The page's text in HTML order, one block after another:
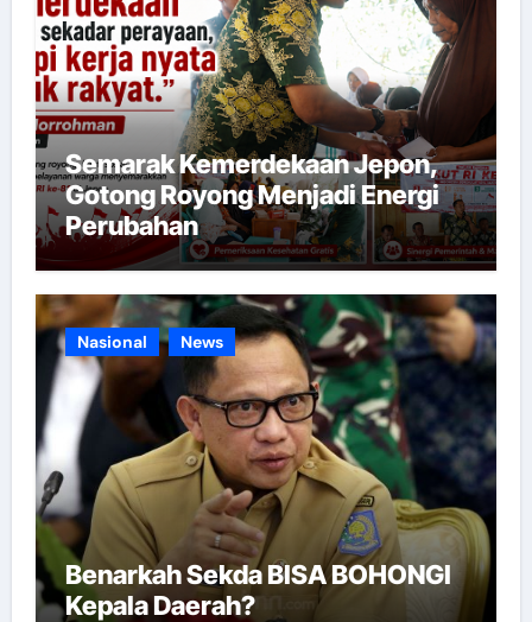
Semarak Kemerdekaan Jepon,
Gotong Royong Menjadi Energi
Perubahan
Nasional News
Benarkah Sekda BISA BOHONGI
Kepala Daerah?